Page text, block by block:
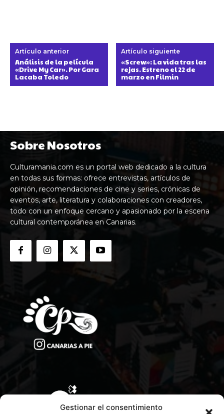
Gestionar el consentimiento
Artículo anterior
Análisis de la película
«Drive My Car». Por Gara
Lacaba Toledo
Artículo siguiente
«Screw»: La vida tras las
rejas. Estreno el 22 de
marzo en Filmin
Sobre Nosotros
Culturamania.com es un portal web dedicado a la cultura
en todas sus formas: ofrece entrevistas, artículos de
opinión, recomendaciones de cine y series, crónicas de
eventos, arte, literatura y colaboraciones con creadores,
todo con un enfoque cercano y apasionado por la escena
cultural contemporánea en Canarias.